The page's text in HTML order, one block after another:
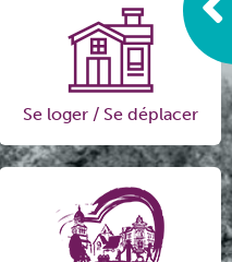
Se loger / Se déplacer